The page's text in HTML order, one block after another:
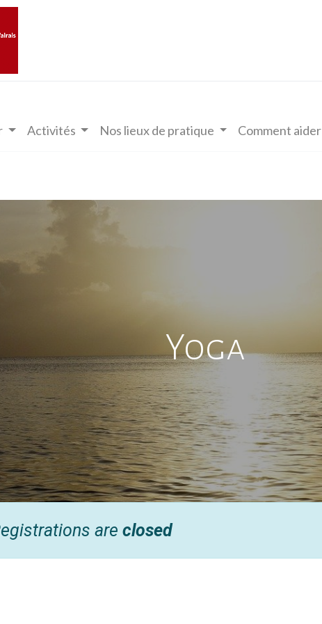
Activités Nos lieux de pratique Comment aider
Yoga
are closed